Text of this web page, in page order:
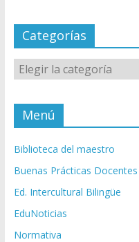
Categorías
Categorías
Menú
Biblioteca del maestro
Buenas Prácticas Docentes
Ed. Intercultural Bilingüe
EduNoticias
Normativa